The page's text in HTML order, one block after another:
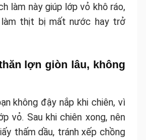
làm này giúp lớp vỏ khô ráo,
làm thịt bị mất nước hay trở
lợn giòn lâu, không
không đậy nắp khi chiên, vì
vỏ. Sau khi chiên xong, nên
thấm dầu, tránh xếp chồng